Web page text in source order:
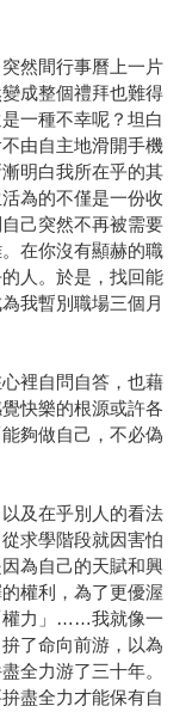
然間行事曆上一片
成整個禮拜也難得
一種不幸呢？坦白
由自主地滑開手機
明白我所在乎的其
為的不僅是一份收
己突然不再被需要
在你沒有顯赫的職
人。於是，找回能
我暫別職場三個月
裡自問自答，也藉
快樂的根源或許各
夠做自己，不必偽
及在乎別人的看法
求學階段就因害怕
為自己的天賦和興
權利，為了更優渥
權力」……我就像一
了命向前游，以為
全力游了三十年。
盡全力才能保有自